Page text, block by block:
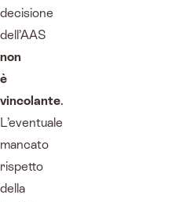
decisione
dell’AAS
non
è
vincolante.
L’eventuale
mancato
rispetto
della